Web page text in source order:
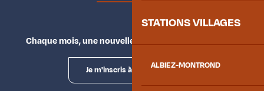
STATIONS VILLAGES
ALBIEZ-MONTROND
Chaque mois, une nouvelle façon d'explorer la vallée.
Je m'inscris à la newsletter